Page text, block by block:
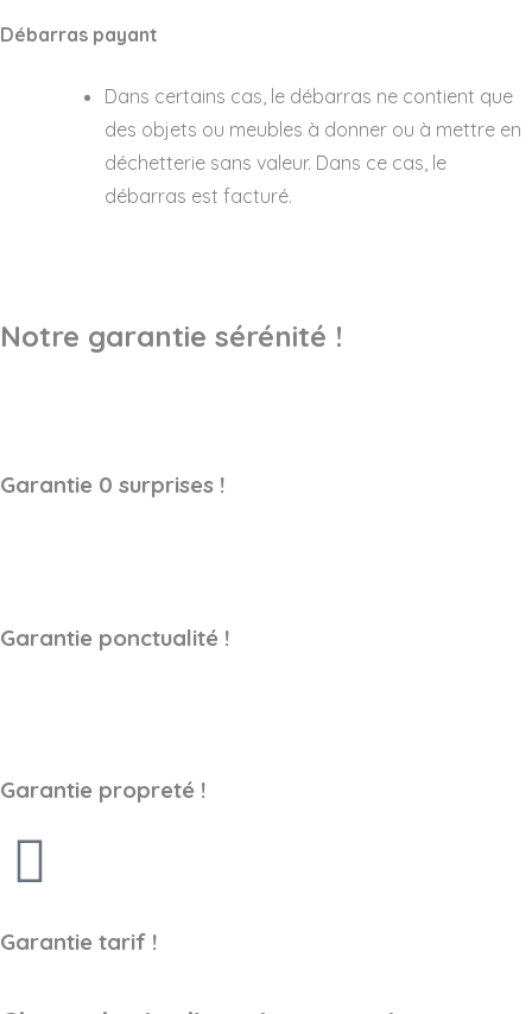
Débarras payant
Dans certains cas, le débarras ne contient que
des objets ou meubles à donner ou à mettre en
déchetterie sans valeur. Dans ce cas, le
débarras est facturé.
Notre garantie sérénité !
Garantie 0 surprises !
Garantie ponctualité !
Garantie propreté !
Garantie tarif !